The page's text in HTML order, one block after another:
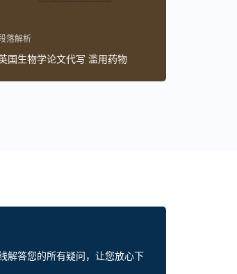
落解析
国生物学论文代写 滥用药物
解答您的所有疑问，让您放心下